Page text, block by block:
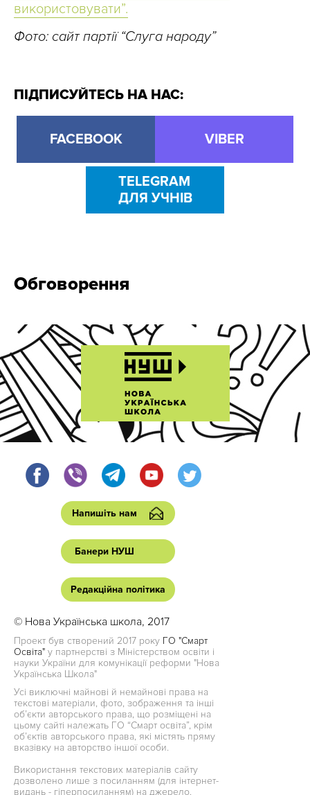
використовувати”.
Фото: сайт партії “Слуга народу”
ПІДПИСУЙТЕСЬ НА НАС:
FACEBOOK VIBER
TELEGRAM
ДЛЯ УЧНІВ
Обговорення
Напишіть нам
Банери НУШ
Редакційна політика
© Нова Українська школа, 2017
Проект був створений 2017 року ГО "Смарт
Освіта" у партнерстві з Міністерством освіти і
науки України для комунікації реформи "Нова
Українська Школа"
Усі виключні майнові й немайнові права на
текстові матеріали, фото, зображення та інші
об’єкти авторського права, що розміщені на
цьому сайті належать ГО “Смарт освіта”, крім
об’єктів авторського права, які містять пряму
вказівку на авторство іншої особи.
Використання текстових матеріалів сайту
дозволено лише з посиланням (для інтернет-
видань - гіперпосиланням) на джерело.